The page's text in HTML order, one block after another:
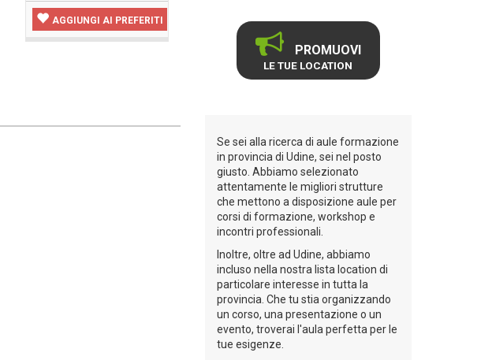
AGGIUNGI AI PREFERITI
PROMUOVI
LE TUE LOCATION
Se sei alla ricerca di aule formazione
in provincia di Udine, sei nel posto
giusto. Abbiamo selezionato
attentamente le migliori strutture
che mettono a disposizione aule per
corsi di formazione, workshop e
incontri professionali.
Inoltre, oltre ad Udine, abbiamo
incluso nella nostra lista location di
particolare interesse in tutta la
provincia. Che tu stia organizzando
un corso, una presentazione o un
evento, troverai l'aula perfetta per le
tue esigenze.